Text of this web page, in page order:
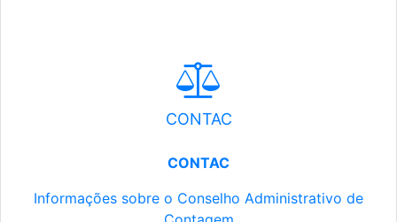
CONTAC
CONTAC
Informações sobre o Conselho Administrativo de